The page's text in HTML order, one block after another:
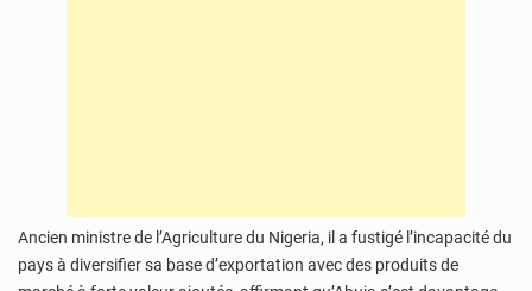
Ancien ministre de l’Agriculture du Nigeria, il a fustigé l’incapacité du
pays à diversifier sa base d’exportation avec des produits de